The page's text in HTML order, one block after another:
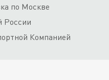
по Москве
России
Компанией